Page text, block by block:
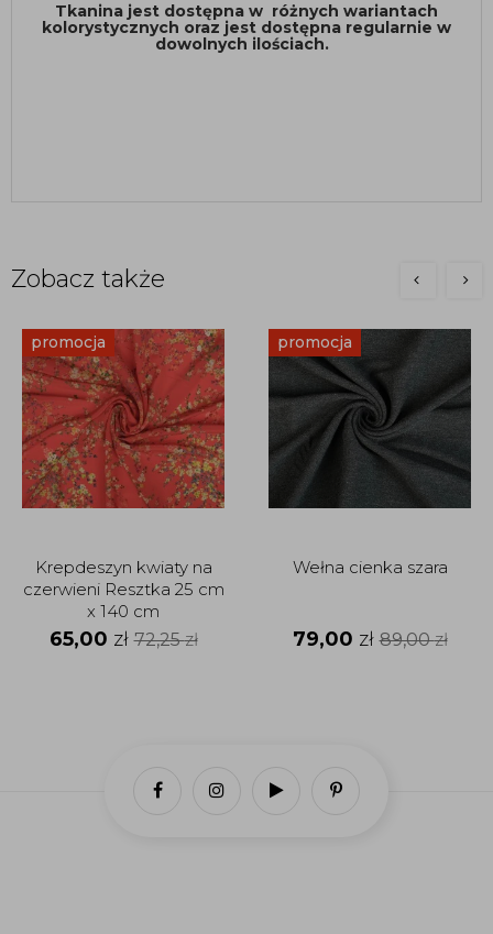
Tkanina jest dostępna w różnych wariantach
kolorystycznych oraz jest dostępna regularnie w
dowolnych ilościach.
Zobacz także
promocja
Krepdeszyn kwiaty na
czerwieni Resztka 25 cm
x 140 cm
65,00 zł 72,25zł
promocja
Wełna cienka szara
79,00 zł 89,00zł